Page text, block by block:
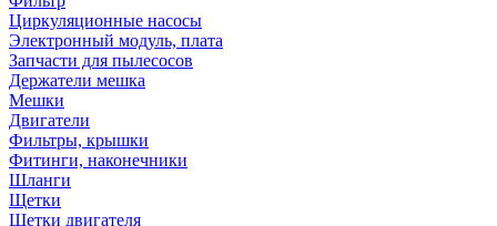
Циркуляционные насосы
Электронный модуль, плата
Запчасти для пылесосов
Держатели мешка
Мешки
Двигатели
Фильтры, крышки
Фитинги, наконечники
Шланги
Щетки
Щетки двигателя